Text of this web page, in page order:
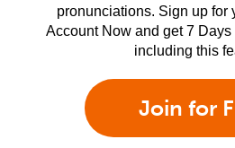
pronunciations. Sign up for
Account Now and get 7
including this
Join for